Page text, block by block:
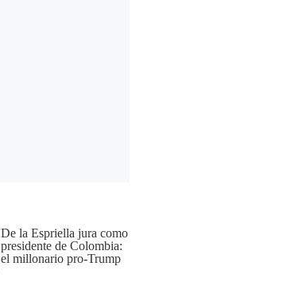
De la Espriella jura como
presidente de Colombia:
el millonario pro-Trump